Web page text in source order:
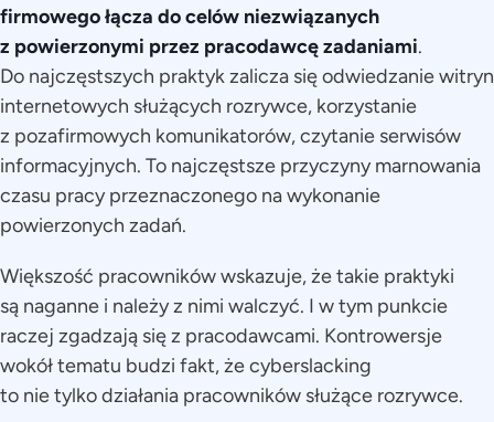
firmowego łącza do celów niezwiązanych
z powierzonymi przez pracodawcę zadaniami.
Do najczęstszych praktyk zalicza się odwiedzanie witryn
internetowych służących rozrywce, korzystanie
z pozafirmowych komunikatorów, czytanie serwisów
informacyjnych. To najczęstsze przyczyny marnowania
czasu pracy przeznaczonego na wykonanie
powierzonych zadań.
Większość pracowników wskazuje, że takie praktyki
są naganne i należy z nimi walczyć. I w tym punkcie
raczej zgadzają się z pracodawcami. Kontrowersje
wokół tematu budzi fakt, że cyberslacking
to nie tylko działania pracowników służące rozrywce.